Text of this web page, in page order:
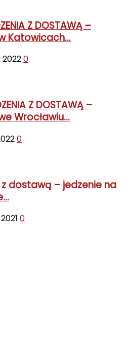
Z DOSTAWĄ –
Katowicach...
0
Z DOSTAWĄ –
Wrocławiu...
0
z dostawą – jedzenie na
0